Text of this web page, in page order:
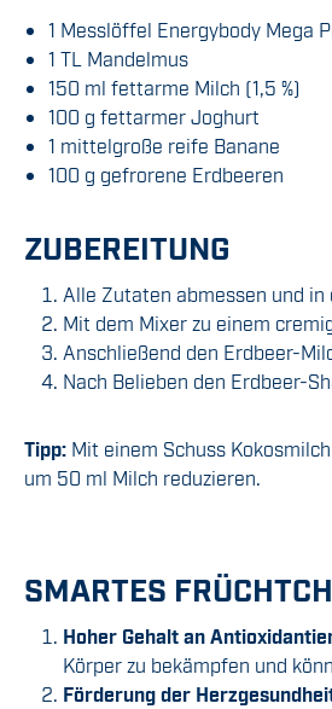
1 Messlöffel Energybody Mega
1 TL Mandelmus
150 ml fettarme Milch (1,5 %)
100 g fettarmer Joghurt
1 mittelgroße reife Banane
100 g gefrorene Erdbeeren
ZUBEREITUNG
Alle Zutaten abmessen und
Mit dem Mixer zu einem
Anschließend den Erdbeer-
Nach Belieben den Erdbeer-
Tipp: Mit einem Schuss
um 50 ml Milch reduzieren.
SMARTES
Hoher Gehalt an
Körper zu bekämpfen und
Förderung der